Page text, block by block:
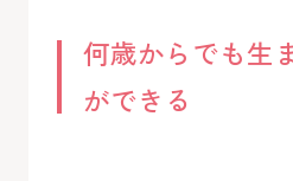
何歳からでも生
ができる